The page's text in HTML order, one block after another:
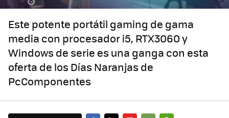
Este potente portátil gaming de gama
media con procesador i5, RTX3060 y
Windows de serie es una ganga con esta
oferta de los Días Naranjas de
PcComponentes